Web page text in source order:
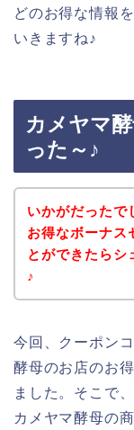
どのお得な情報
いきますね♪
カメヤマ
った～♪
いかがだったで
お得なボーナス
とができたらシ
♪
今回、クーポン
酵母のお店のお
ました。そこで
カメヤマ酵母の